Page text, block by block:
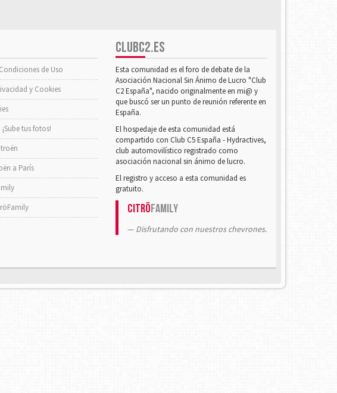
de Uso
y Cookies
tus fotos!
a París
CLUBC2.ES
Esta comunidad es el foro de debate de la
Asociación Nacional Sin Ánimo de Lucro "Club
C2 España", nacido originalmente en mi@ y
que buscó ser un punto de reunión referente en
España.
El hospedaje de esta comunidad está
compartido con Club C5 España - Hydractives,
club automovilístico registrado como
asociación nacional sin ánimo de lucro.
El registro y acceso a esta comunidad es
gratuito.
CitröFamily
Disfrutando con nuestros chevrones.